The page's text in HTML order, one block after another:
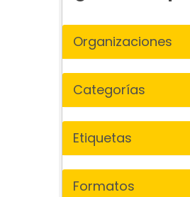
Organizaciones
Categorías
Etiquetas
Formatos